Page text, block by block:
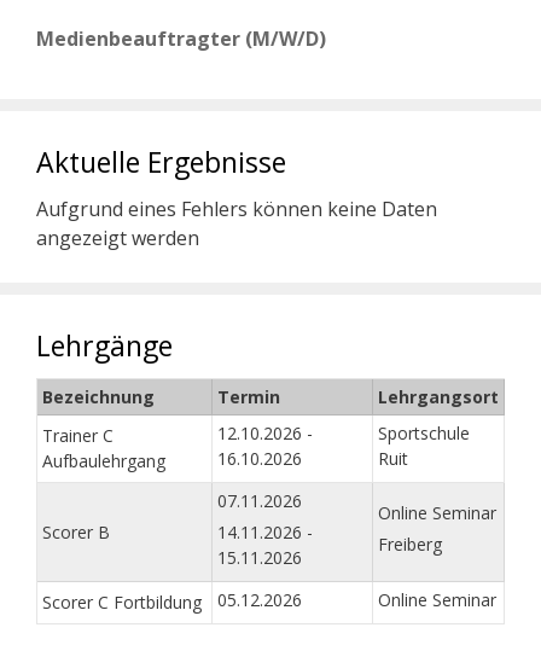
Medienbeauftragter (M/W/D)
Aktuelle Ergebnisse
Aufgrund eines Fehlers können keine Daten
angezeigt werden
Lehrgänge
Bezeichnung Termin
Lehrgangsort
Trainer C
Aufbaulehrgang
12.10.2026 -
16.10.2026
Sportschule
Ruit
Scorer B
07.11.2026
14.11.2026 -
15.11.2026
Online Seminar
Freiberg
Scorer C Fortbildung 05.12.2026 Online Seminar